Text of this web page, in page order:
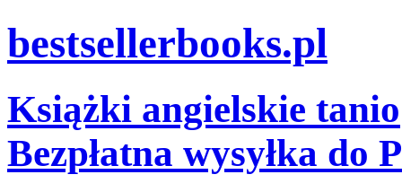
bestsellerbooks.pl
Książki angielskie tanio
Bezpłatna wysyłka do